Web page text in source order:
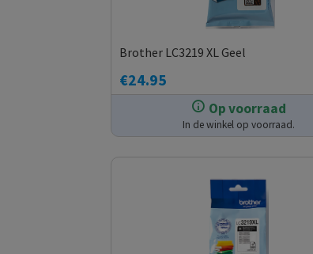
Op voorraad
In de winkel op voorraad.
Brother LC3219 XL Geel
€24.95